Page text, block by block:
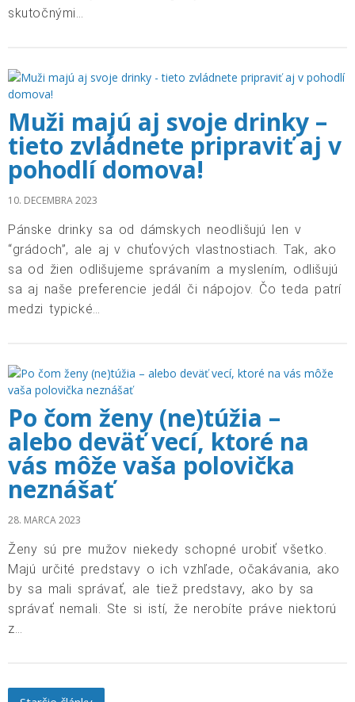
skutočnými…
Muži majú aj svoje drinky –
tieto zvládnete pripraviť aj v
pohodlí domova!
10. DECEMBRA 2023
Pánske drinky sa od dámskych neodlišujú len v
“grádoch”, ale aj v chuťových vlastnostiach. Tak, ako
sa od žien odlišujeme správaním a myslením, odlišujú
sa aj naše preferencie jedál či nápojov. Čo teda patrí
medzi typické…
Po čom ženy (ne)túžia –
alebo deväť vecí, ktoré na
vás môže vaša polovička
neznášať
28. MARCA 2023
Ženy sú pre mužov niekedy schopné urobiť všetko.
Majú určité predstavy o ich vzhľade, očakávania, ako
by sa mali správať, ale tiež predstavy, ako by sa
správať nemali. Ste si istí, že nerobíte práve niektorú
z…
Posts